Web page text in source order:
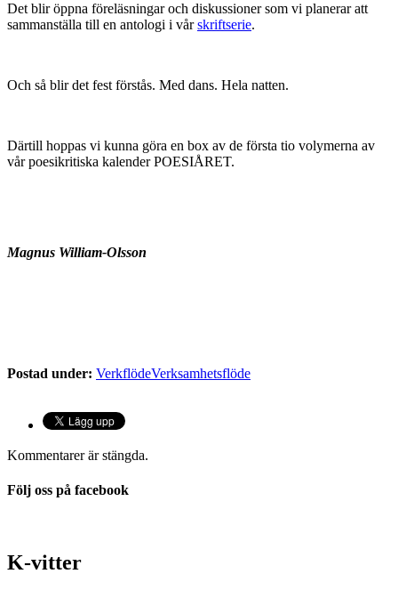
Det blir öppna föreläsningar och diskussioner som vi planerar att
sammanställa till en antologi i vårskriftserie.
Och så blir det fest förstås. Med dans. Hela natten.
Därtill hoppas vi kunna göra en box av de första tio volymerna av
vår poesikritiska kalender POESIÅRET.
Magnus William-Olsson
Postad under: VerkflödeVerksamhetsflöde
Kommentarer är stängda.
Följ oss på facebook
K-vitter